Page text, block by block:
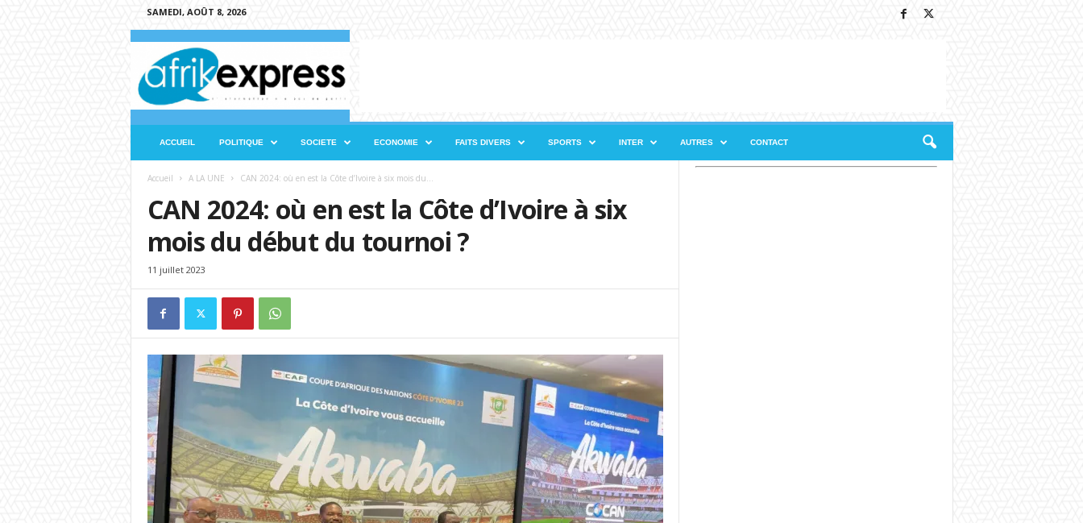
SAMEDI, AOÛT 8, 2026
e
ACCUEIL POLITIQUE SOCIETE ECONOMIE FAITS DIVERS SPORTS INTER AUTRES CONTACT
Accueil A LA UNE CAN 2024: où en est la Côte d’Ivoire à six mois du...
CAN 2024: où en est la Côte d’Ivoire à six
mois du début du tournoi ?
11 juillet 2023